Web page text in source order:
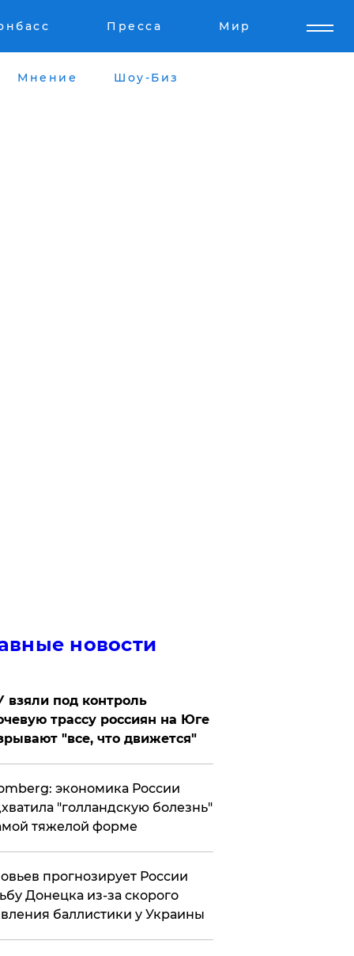
Пресса Мир
Мнение Шоу-Биз
новости
взяли под контроль
трассу россиян на Юге
"все, что движется"
экономика России
"голландскую болезнь"
тяжелой форме
прогнозирует России
Донецка из-за скорого
баллистики у Украины